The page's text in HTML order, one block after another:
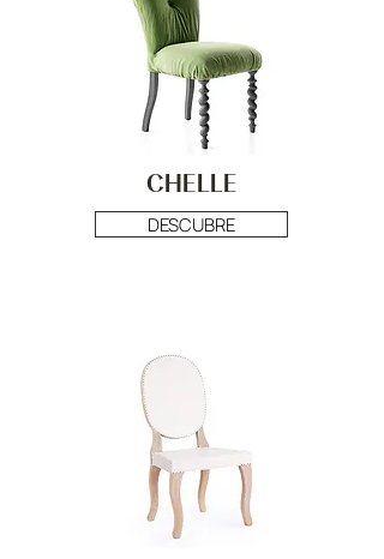
CHELLE
DESCUBRE